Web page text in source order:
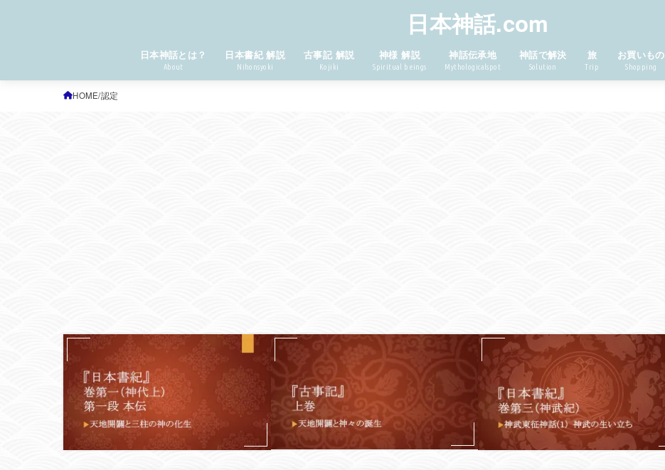
日本神話.com
日本神話とは？
About
日本書紀 解説
Nihonsyoki
古事記 解説
Kojiki
神様 解説
Spiritual beings
神話伝承地
Mythologicalspot
神話で解決
Solution
旅
Trip
お買いもの
Shopping
HOME 認定